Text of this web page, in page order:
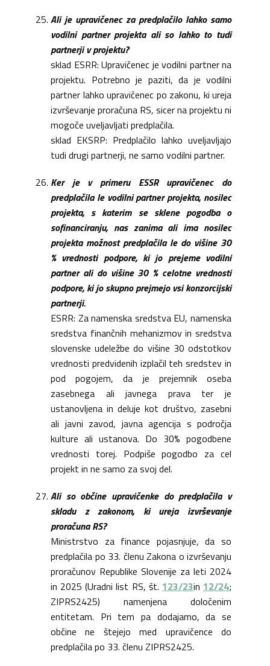
Ali je upravičenec za predplačilo lahko samo
vodilni partner projekta ali so lahko to tudi
partnerji v projektu?
sklad ESRR: Upravičenec je vodilni partner na
projektu. Potrebno je paziti, da je vodilni
partner lahko upravičenec po zakonu, ki ureja
izvrševanje proračuna RS, sicer na projektu ni
mogoče uveljavljati predplačila.
sklad EKSRP: Predplačilo lahko uveljavljajo
tudi drugi partnerji, ne samo vodilni partner.
Ker je v primeru ESSR upravičenec do
predplačila le vodilni partner projekta, nosilec
projekta, s katerim se sklene pogodba o
sofinanciranju, nas zanima ali ima nosilec
projekta možnost predplačila le do višine 30
% vrednosti podpore, ki jo prejeme vodilni
partner ali do višine 30 % celotne vrednosti
podpore, ki jo skupno prejmejo vsi konzorcijski
partnerji.
ESRR: Za namenska sredstva EU, namenska
sredstva finančnih mehanizmov in sredstva
slovenske udeležbe do višine 30 odstotkov
vrednosti predvidenih izplačil teh sredstev in
pod pogojem, da je prejemnik oseba
zasebnega ali javnega prava ter je
ustanovljena in deluje kot društvo, zasebni
ali javni zavod, javna agencija s področja
kulture ali ustanova. Do 30% pogodbene
vrednosti torej. Podpiše pogodbo za cel
projekt in ne samo za svoj del.
Ali so občine upravičenke do predplačila v
skladu z zakonom, ki ureja izvrševanje
proračuna RS?
Ministrstvo za finance pojasnjuje, da so
predplačila po 33. členu Zakona o izvrševanju
proračunov Republike Slovenije za leti 2024
in 2025 (Uradni list RS, št. 123/23in 12/24;
ZIPRS2425) namenjena določenim
entitetam. Pri tem pa dodajamo, da se
občine ne štejejo med upravičence do
predplačila po 33. členu ZIPRS2425.